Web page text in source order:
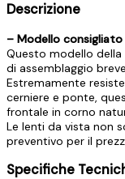
Descrizione
– Modello
Questo modello
di assemblaggio
Estremamente
cerniere e ponte,
frontale in corno
Le lenti da vista non
preventivo per il
Specifiche